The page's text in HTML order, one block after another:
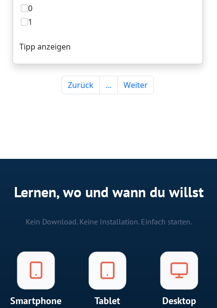
Lernen, wo und wann du willst
Kein Download. Keine Installation. Einfach starten.
Smartphone Tablet Desktop